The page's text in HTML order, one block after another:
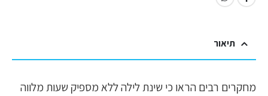
תיאור
מחקרים רבים הראו כי שינת לילה ללא מספיק שעות מלווה